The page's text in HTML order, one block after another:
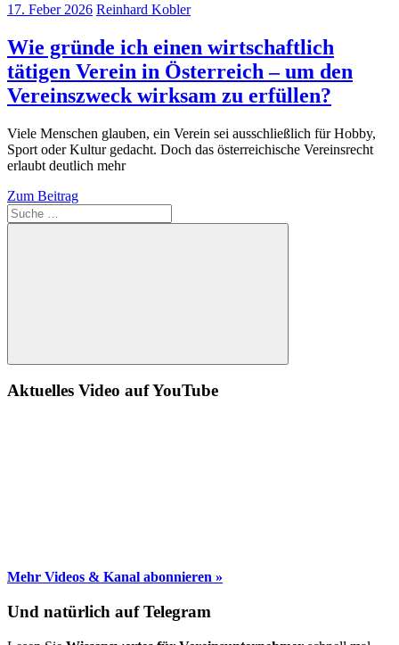
17. Feber 2026 Reinhard Kobler
Wie gründe ich einen wirtschaftlich
tätigen Verein in Österreich – um den
Vereinszweck wirksam zu erfüllen?
Viele Menschen glauben, ein Verein sei ausschließlich für Hobby,
Sport oder Kultur gedacht. Doch das österreichische Vereinsrecht
erlaubt deutlich mehr
Zum Beitrag
Suche
Aktuelles Video auf YouTube
Mehr Videos & Kanal abonnieren »
Und natürlich auf Telegram